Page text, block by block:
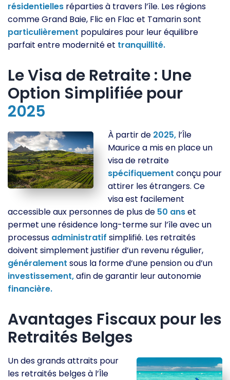
résidentielles réparties à travers l’île. Les régions
comme Grand Baie, Flic en Flac et Tamarin sont
particulièrement populaires pour leur équilibre
parfait entre modernité et tranquillité.
Le Visa de Retraite : Une
Option Simplifiée pour
2025
À partir de 2025, l’Île
Maurice a mis en place un
visa de retraite
spécifiquement conçu pour
attirer les étrangers. Ce
visa est facilement
accessible aux personnes de plus de 50 anset
permet une résidence long-terme sur l’île avec un
processus administratif simplifié. Les retraités
doivent simplement justifier d’un revenu régulier,
généralement sous la forme d’une pension ou d’un
investissement,afin de garantir leur autonomie
financière.
Avantages Fiscaux pour les
Retraités Belges
Un des grands attraits pour
les retraités belges à l’Île